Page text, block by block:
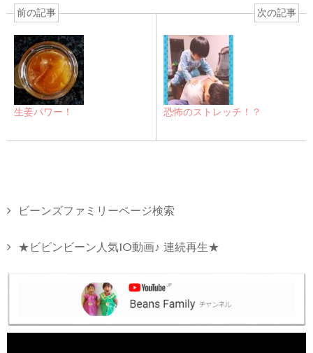
前の記事
生姜パワー！
次の記事
恐怖のストレッチ！？
ビーンズファミリーページ検索
★ビビンビーン人気10動画♪ 連続再生★